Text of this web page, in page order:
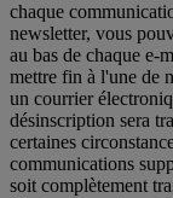
chaque
newsletter, vous
au bas de chaque e-
mettre fin à l'une de
un courrier
désinscription sera
certaines
communications
soit complètement